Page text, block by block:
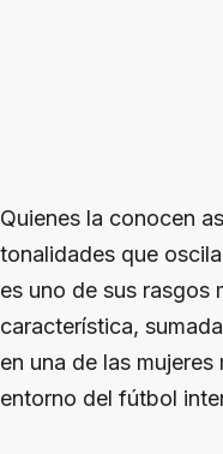
Quienes la conocen
tonalidades que
es uno de sus rasgos
característica,
en una de las
entorno del fútbol